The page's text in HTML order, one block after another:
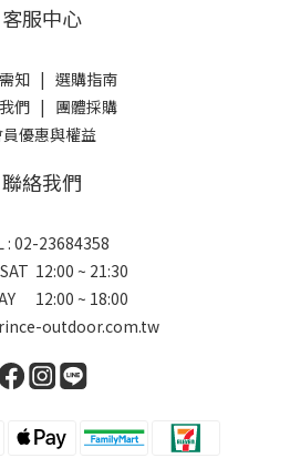
客服中心
知| 選購指南
們| 團體採購
優惠與權益
聯絡我們
: 02-23684358
12:00 ~ 21:30
12:00 ~ 18:00
outdoor.com.tw